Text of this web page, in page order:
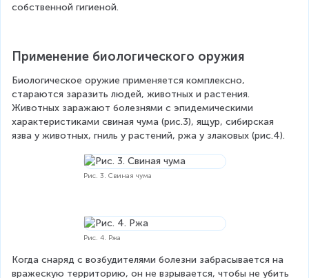
собственной гигиеной.
Применение биологического оружия
Биологическое оружие применяется комплексно,
стараются заразить людей, животных и растения.
Животных заражают болезнями с эпидемическими
характеристиками свиная чума (рис.3), ящур, сибирская
язва у животных, гниль у растений, ржа у злаковых (рис.4).
Рис. 3. Свиная чума
Рис. 4. Ржа
Когда снаряд с возбудителями болезни забрасывается на
вражескую территорию, он не взрывается, чтобы не убить